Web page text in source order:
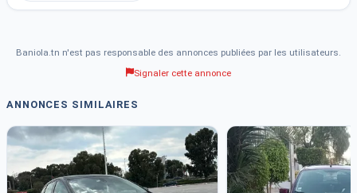
Baniola.tn n'est pas responsable des annonces publiées par les utilisateurs.
Signaler cette annonce
ANNONCES SIMILAIRES